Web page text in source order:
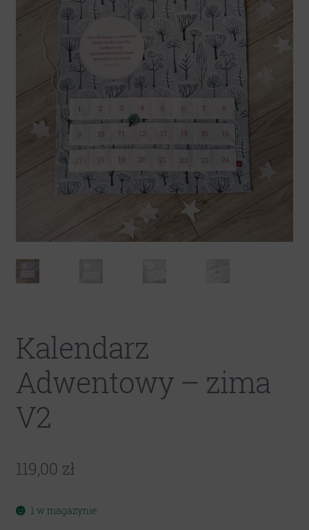
Koszty dostawy
Kalendarz
Adwentowy – zima
V2
119,00 zł
1 w magazynie